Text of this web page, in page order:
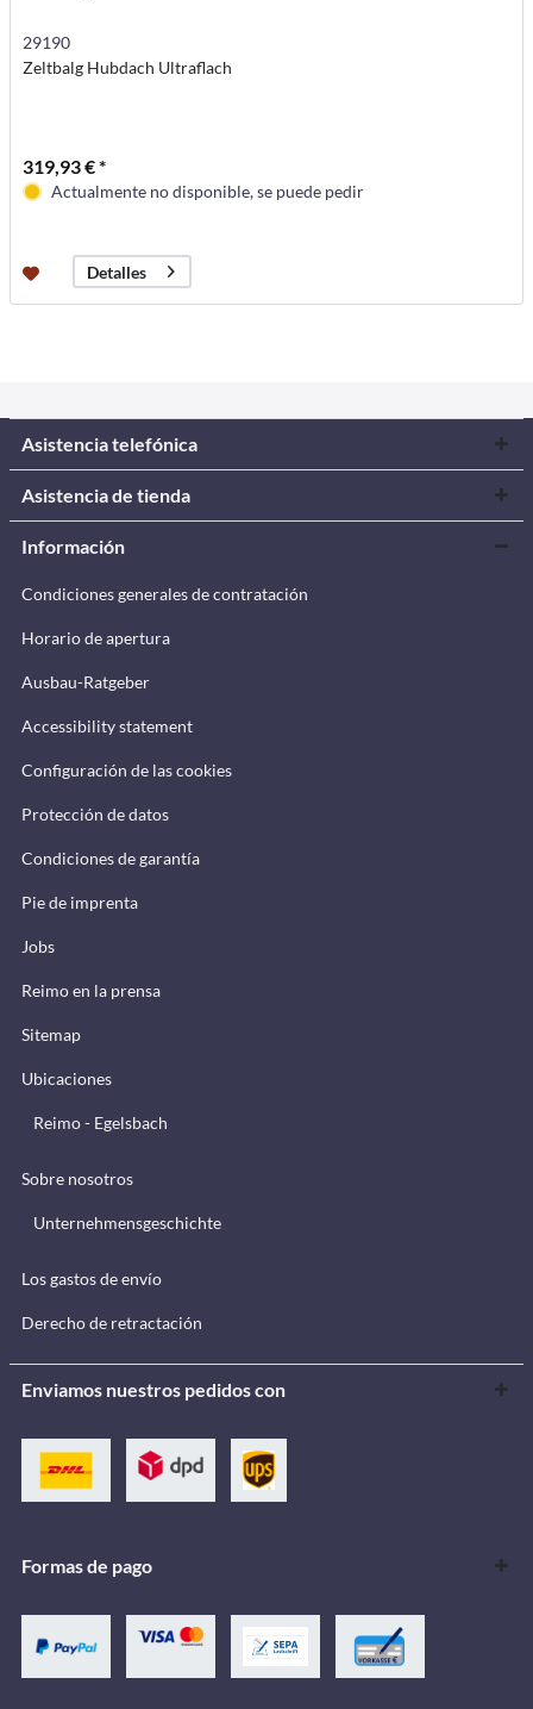
29190
Zeltbalg Hubdach Ultraflach
319,93 € *
Actualmente no disponible, se puede pedir
Detalles
Asistencia telefónica
Asistencia de tienda
Información
Condiciones generales de contratación
Horario de apertura
Ausbau-Ratgeber
Accessibility statement
Configuración de las cookies
Protección de datos
Condiciones de garantía
Pie de imprenta
Jobs
Reimo en la prensa
Sitemap
Ubicaciones
Reimo - Egelsbach
Sobre nosotros
Unternehmensgeschichte
Los gastos de envío
Derecho de retractación
Enviamos nuestros pedidos con
Formas de pago